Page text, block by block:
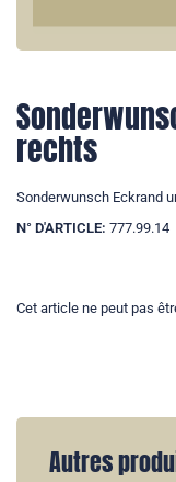
rechts
Sonderwunsch Eckrand
N° D'ARTICLE: 777.99.14
Cet article ne peut pas
Autres